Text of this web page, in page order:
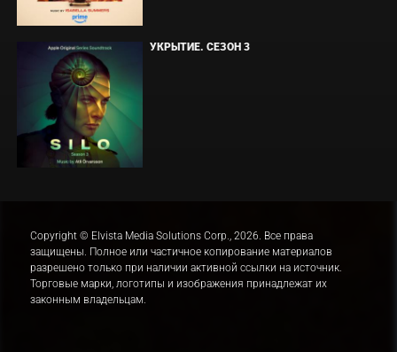
УКРЫТИЕ. СЕЗОН 3
Copyright © Elvista Media Solutions Corp., 2026. Все права
защищены. Полное или частичное копирование материалов
разрешено только при наличии активной ссылки на источник.
Торговые марки, логотипы и изображения принадлежат их
законным владельцам.